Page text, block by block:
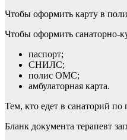
Чтобы оформить карту в
Чтобы оформить санаторно-
паспорт;
СНИЛС;
полис ОМС;
амбулаторная карта.
Тем, кто едет в санаторий
Бланк документа терапевт